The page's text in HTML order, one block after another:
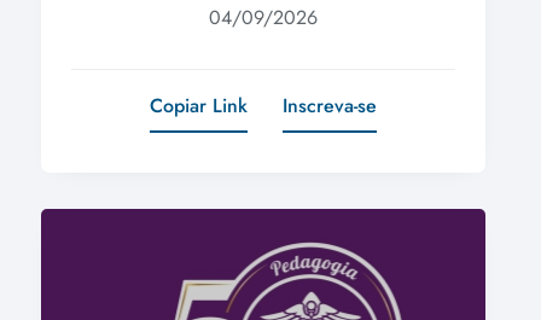
04/09/2026
Copiar Link Inscreva-se